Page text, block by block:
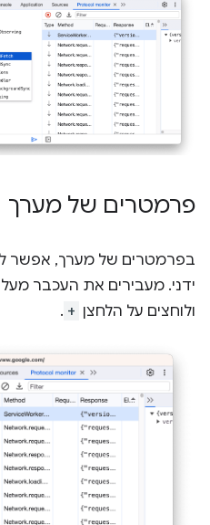
פרמטרים של מערך
בפרמטרים של מערך, אפשר
ידני. מעבירים את העכבר
ולוחצים על הלחצן +
.